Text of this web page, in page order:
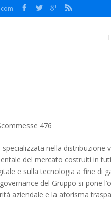
476
nella distribuzione
del mercato costruiti in
e sulla tecnologia a fine di
del Gruppo si pone
aziendale e la aforisma